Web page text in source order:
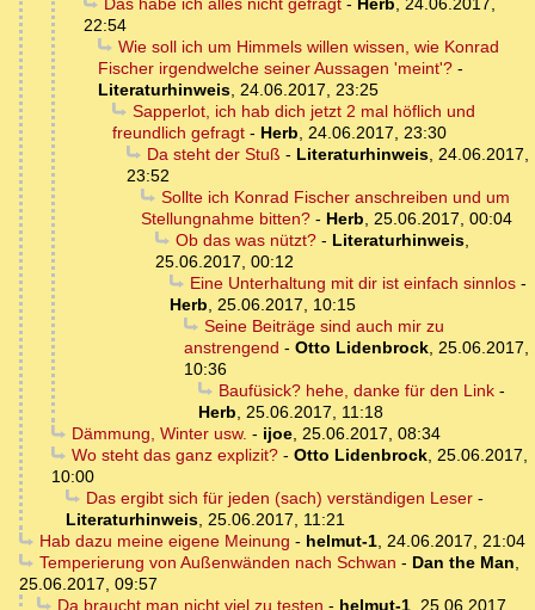
Das habe ich alles nicht gefragt- Herb, 24.06.2017,
22:54
Wie soll ich um Himmels willen wissen, wie Konrad
Fischer irgendwelche seiner Aussagen 'meint'? -
Literaturhinweis, 24.06.2017, 23:25
Sapperlot, ich hab dich jetzt 2 mal höflich und
freundlich gefragt - Herb, 24.06.2017, 23:30
Da steht der Stuß - Literaturhinweis, 24.06.2017,
23:52
Sollte ich Konrad Fischer anschreiben und um
Stellungnahme bitten? - Herb, 25.06.2017, 00:04
Ob das was nützt?- Literaturhinweis,
25.06.2017, 00:12
Eine Unterhaltung mit dir ist einfach sinnlos-
Herb, 25.06.2017, 10:15
Seine Beiträge sind auch mir zu
anstrengend - Otto Lidenbrock, 25.06.2017,
10:36
Baufüsick? hehe, danke für den Link-
Herb, 25.06.2017, 11:18
Dämmung, Winter usw. - ijoe, 25.06.2017, 08:34
Wo steht das ganz explizit?- Otto Lidenbrock, 25.06.2017,
10:00
Das ergibt sich für jeden (sach) verständigen Leser-
Literaturhinweis, 25.06.2017, 11:21
Hab dazu meine eigene Meinung - helmut-1, 24.06.2017, 21:04
Temperierung von Außenwänden nach Schwan - Dan the Man,
25.06.2017, 09:57
Da braucht man nicht viel zu testen - helmut-1, 25.06.2017,